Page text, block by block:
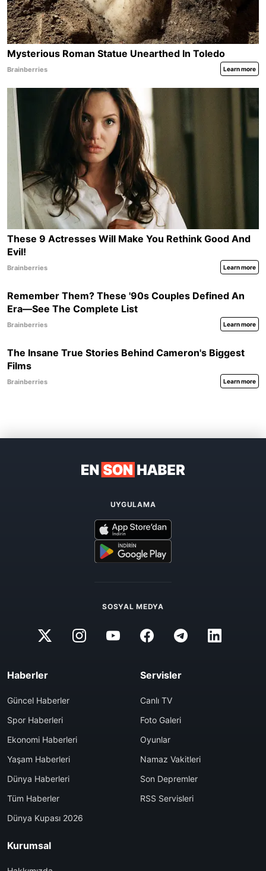
UYGULAMA
SOSYAL MEDYA
Haberler
Güncel Haberler
Spor Haberleri
Ekonomi Haberleri
Yaşam Haberleri
Dünya Haberleri
Tüm Haberler
Dünya Kupası 2026
Servisler
Canlı TV
Foto Galeri
Oyunlar
Namaz Vakitleri
Son Depremler
RSS Servisleri
Kurumsal